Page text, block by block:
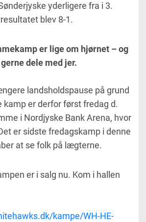
yderligere fra i 3.
blev 8-1.
er lige om hjørnet – og
dele med jer.
landsholdspause på grund
kamp er derfor først fredag d.
i Nordjyske Bank Arena, hvor
er sidste fredagskamp i denne
at se folk på lægterne.
er i salg nu. Kom i hallen
kampe/WH-HE-